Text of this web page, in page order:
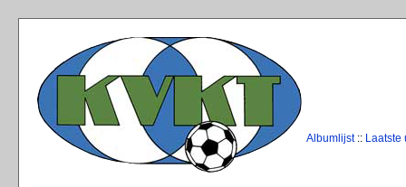
Albumlijst:: Laatste